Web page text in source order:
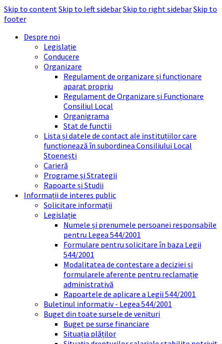
Skip to contentSkip to left sidebarSkip to right sidebarSkip to
footer
Despre noi
Legislație
Conducere
Organizare
Regulament de organizare și funcționare
aparat propriu
Regulament de Organizare și Funcționare
Consiliul Local
Organigrama
Stat de functii
Lista și datele de contact ale instituțiilor care
funcționează în subordinea Consiliului Local
Stoenești
Carieră
Programe și Strategii
Rapoarte și Studii
Informații de interes public
Solicitare informații
Legislație
Numele și prenumele persoanei responsabile
pentru Legea 544/2001
Formulare pentru solicitare în baza Legii
544/2001
Modalitatea de contestare a deciziei și
formularele aferente pentru reclamație
administrativă
Rapoartele de aplicare a Legii 544/2001
Buletinul informativ - Legea 544/2001
Buget din toate sursele de venituri
Buget pe surse financiare
Situația plăților